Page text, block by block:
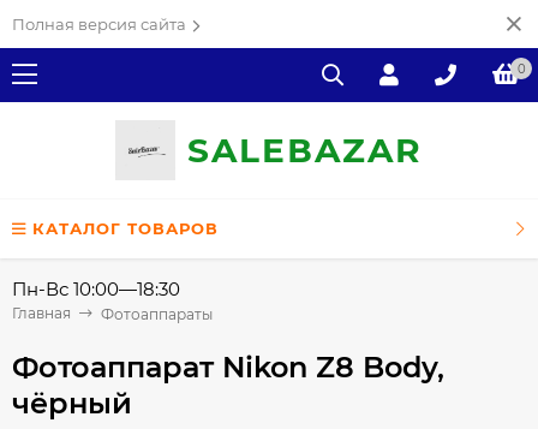
Полная версия сайта
0
SALEВAZAR
КАТАЛОГ ТОВАРОВ
Пн-Вс 10:00—18:30
Главная Фотоаппараты
Фотоаппарат Nikon Z8 Body,
чёрный